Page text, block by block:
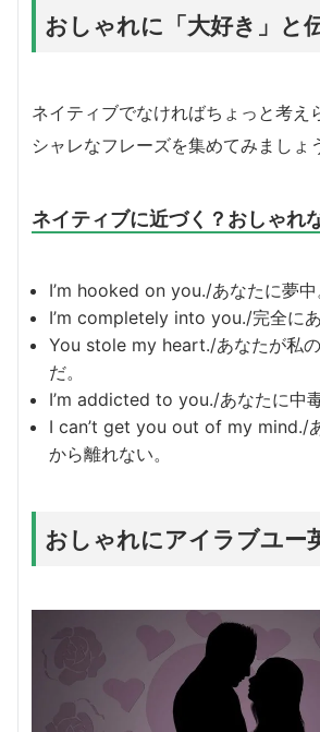
おしゃれに「大好き」と
ネイティブでなければちょっと考え
シャレなフレーズを集めてみましょ
ネイティブに近づく？おしゃれ
I’m hooked on you./あなたに夢中
I’m completely into you./完全にあ
You stole my heart./あなたが私
だ。
I’m addicted to you./あなたに中毒
I can’t get you out of my mind./
から離れない。
おしゃれにアイラブユー